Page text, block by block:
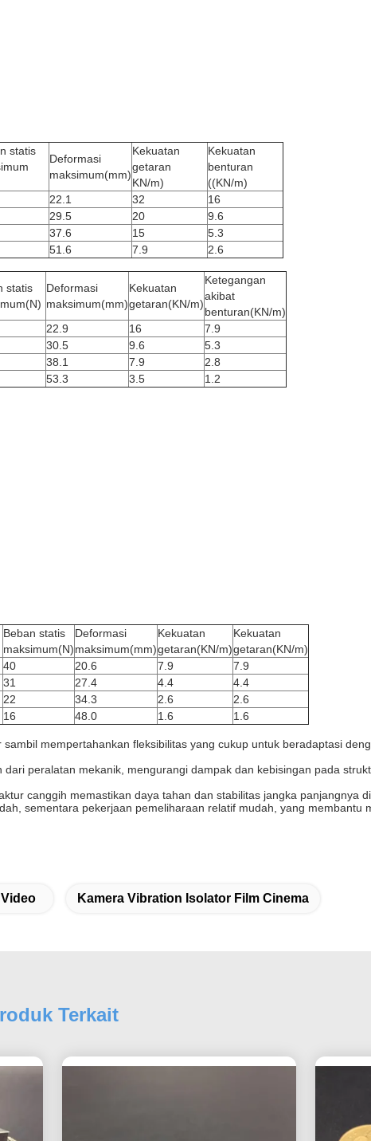
statis
Deformasi
maksimum(mm)
Kekuatan
getaran
KN/m)
Kekuatan
benturan
((KN/m)
22.1 32
16
29.5 20
9.6
37.6 15
5.3
51.6 7.9
2.6
statis
(N)
Deformasi
maksimum(mm)
Kekuatan
getaran(KN/m)
Ketegangan
akibat
benturan(KN/m)
22.9 16
7.9
30.5 9.6
5.3
38.1 7.9
2.8
53.3 3.5
1.2
Beban statis
maksimum(N)
Deformasi
maksimum(mm)
Kekuatan
getaran(KN/m)
Kekuatan
getaran(KN/m)
40 20.6 7.9
7.9
31 27.4 4.4
4.4
22 34.3 2.6
2.6
16 48.0 1.6
1.6
mempertahankan fleksibilitas yang cukup untuk beradaptasi
peralatan mekanik, mengurangi dampak dan kebisingan pada
canggih memastikan daya tahan dan stabilitas jangka panjangnya
sementara pekerjaan pemeliharaan relatif mudah, yang membantu
Kamera Vibration Isolator Film Cinema
Terkait